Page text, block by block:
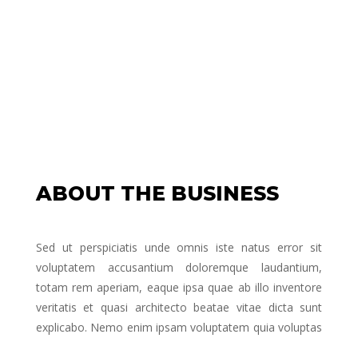
ABOUT THE BUSINESS
Sed ut perspiciatis unde omnis iste natus error sit
voluptatem accusantium doloremque laudantium,
totam rem aperiam, eaque ipsa quae ab illo inventore
veritatis et quasi architecto beatae vitae dicta sunt
explicabo. Nemo enim ipsam voluptatem quia voluptas